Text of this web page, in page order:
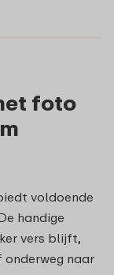
foto
voldoende
handige
vers blijft,
onderweg naar